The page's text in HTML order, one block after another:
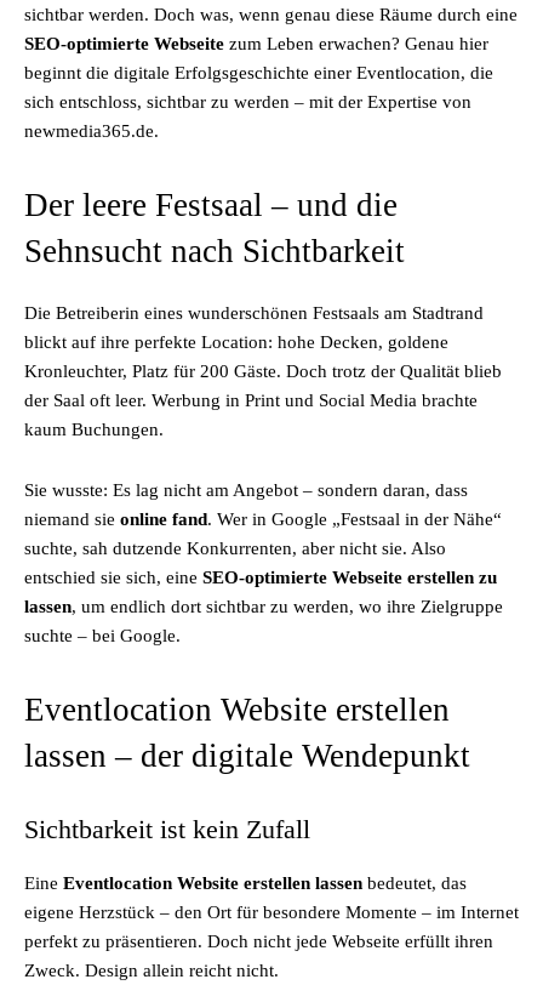
sichtbar werden. Doch was, wenn genau diese Räume durch eine
SEO-optimierte Webseite zum Leben erwachen? Genau hier
beginnt die digitale Erfolgsgeschichte einer Eventlocation, die
sich entschloss, sichtbar zu werden – mit der Expertise von
newmedia365.de.
Der leere Festsaal – und die
Sehnsucht nach Sichtbarkeit
Die Betreiberin eines wunderschönen Festsaals am Stadtrand
blickt auf ihre perfekte Location: hohe Decken, goldene
Kronleuchter, Platz für 200 Gäste. Doch trotz der Qualität blieb
der Saal oft leer. Werbung in Print und Social Media brachte
kaum Buchungen.
Sie wusste: Es lag nicht am Angebot – sondern daran, dass
niemand sie online fand. Wer in Google „Festsaal in der Nähe“
suchte, sah dutzende Konkurrenten, aber nicht sie. Also
entschied sie sich, eine SEO-optimierte Webseite erstellen zu
lassen, um endlich dort sichtbar zu werden, wo ihre Zielgruppe
suchte – bei Google.
Eventlocation Website erstellen
lassen – der digitale Wendepunkt
Sichtbarkeit ist kein Zufall
Eine Eventlocation Website erstellen lassen bedeutet, das
eigene Herzstück – den Ort für besondere Momente – im Internet
perfekt zu präsentieren. Doch nicht jede Webseite erfüllt ihren
Zweck. Design allein reicht nicht.